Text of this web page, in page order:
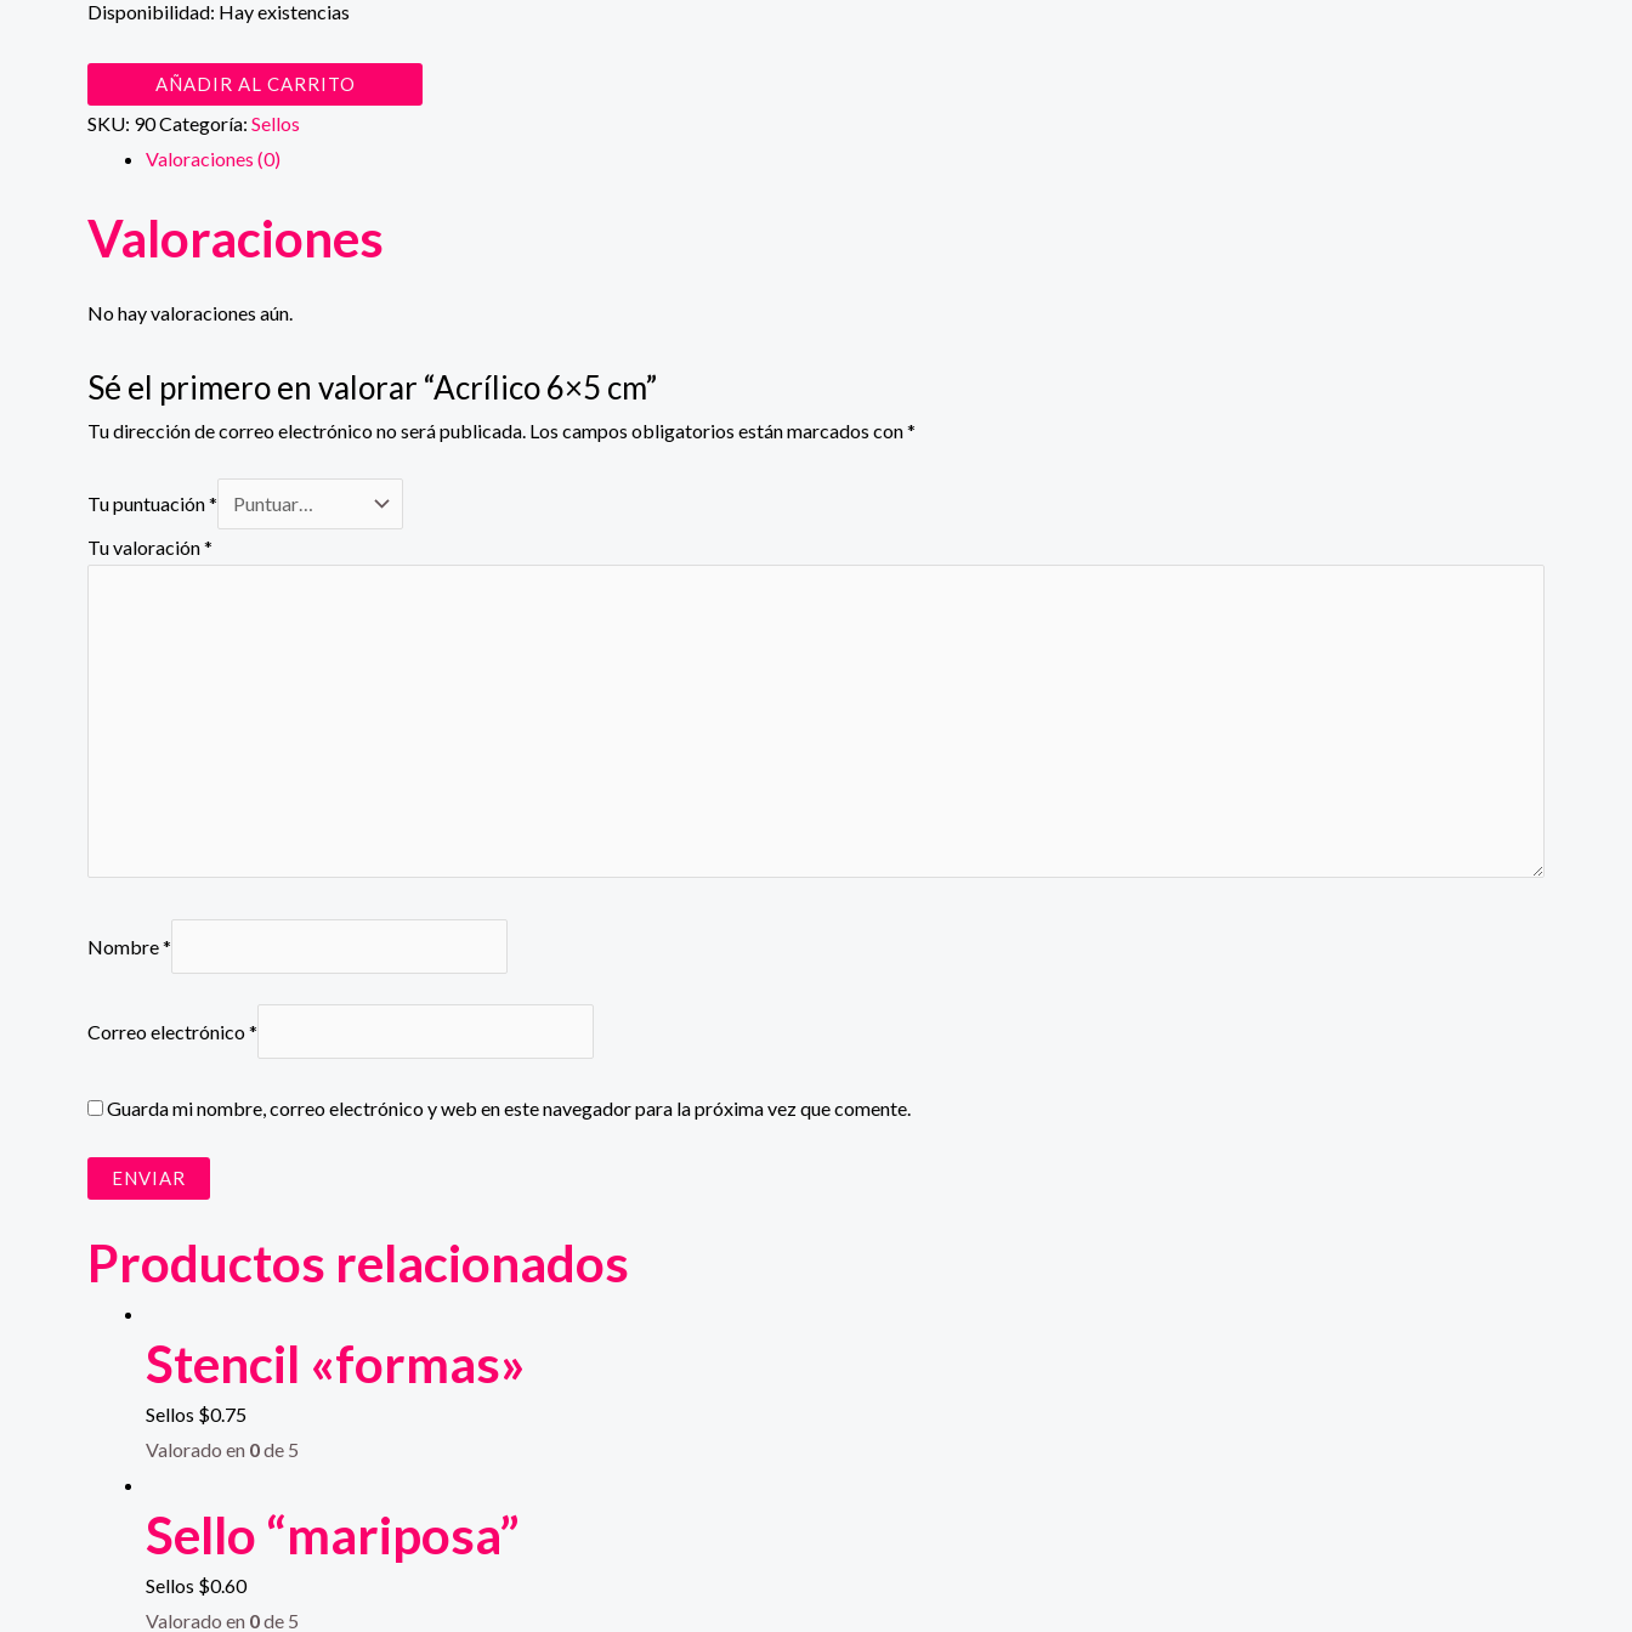
Disponibilidad: Hay existencias
6x5
AÑADIR AL CARRITO
SKU: 90Categoría: Sellos
Valoraciones (0)
Valoraciones
No hay valoraciones aún.
Sé el primero en valorar “Acrílico 6×5 cm”
Tu dirección de correo electrónico no será publicada. Los campos obligatorios están marcados con*
Tu puntuación*
Tu valoración*
Nombre*
Correo electrónico*
Guarda mi nombre, correo electrónico y web en este navegador para la próxima vez que comente.
Productos relacionados
Stencil «formas»
Sellos $0.75
Valorado en 0de 5
Sello “mariposa”
Sellos $0.60
Valorado en 0de 5